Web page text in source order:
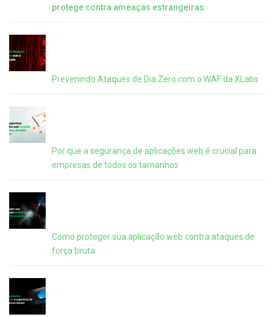
protege contra ameaças estrangeiras
Prevenindo Ataques de Dia Zero com o WAF da XLabs
Por que a segurança de aplicações web é crucial para
empresas de todos os tamanhos
Como proteger sua aplicação web contra ataques de
força bruta